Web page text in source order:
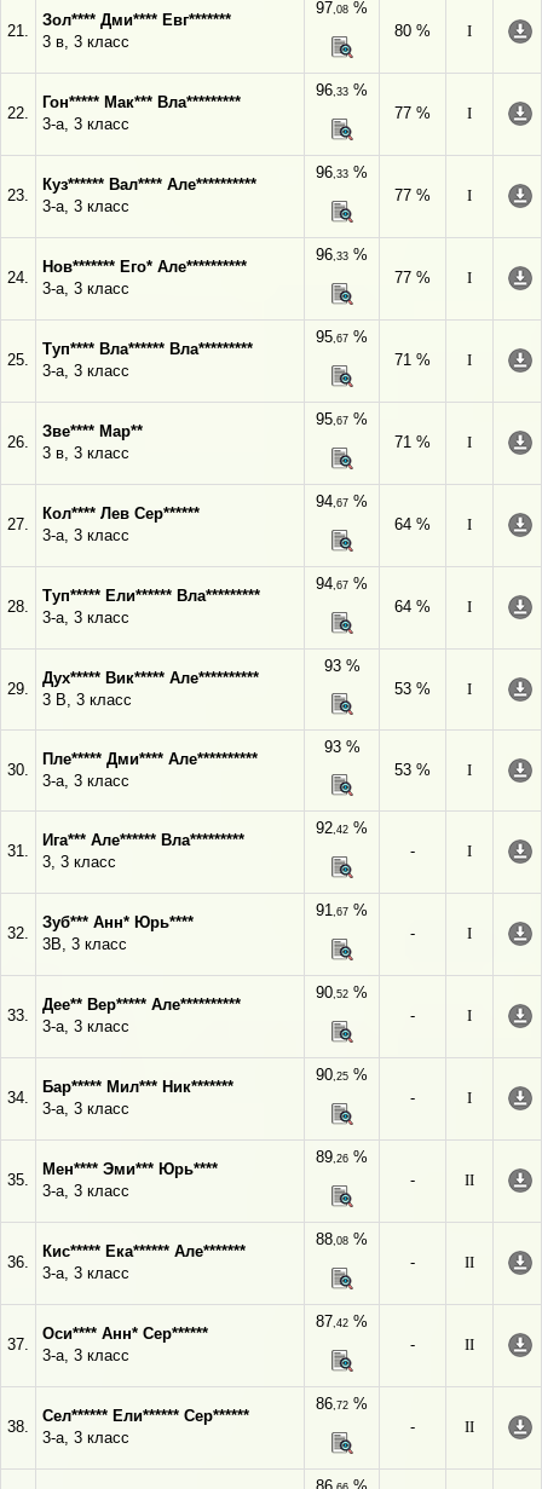
21.
Зол**** Дми**** Евг*******
3 в, 3 класс
97,08 %
80 %
I
22.
Гон***** Мак*** Вла*********
3-а, 3 класс
96,33 %
77 %
I
23.
Куз****** Вал**** Але**********
3-а, 3 класс
96,33 %
77 %
I
24.
Нов******* Его* Але**********
3-а, 3 класс
96,33 %
77 %
I
25.
Туп**** Вла****** Вла*********
3-а, 3 класс
95,67 %
71 %
I
26.
Зве**** Мар**
3 в, 3 класс
95,67 %
71 %
I
27.
Кол**** Лев Сер******
3-а, 3 класс
94,67 %
64 %
I
28.
Туп***** Ели****** Вла*********
3-а, 3 класс
94,67 %
64 %
I
29.
Дух***** Вик***** Але**********
3 В, 3 класс
93 %
53 %
I
30.
Пле***** Дми**** Але**********
3-а, 3 класс
93 %
53 %
I
31.
Ига*** Але****** Вла*********
3, 3 класс
92,42 %
-
I
32.
Зуб*** Анн* Юрь****
3В, 3 класс
91,67 %
-
I
33.
Дее** Вер***** Але**********
3-а, 3 класс
90,52 %
-
I
34.
Бар***** Мил*** Ник*******
3-а, 3 класс
90,25 %
-
I
35.
Мен**** Эми*** Юрь****
3-а, 3 класс
89,26 %
-
II
36.
Кис***** Ека****** Але*******
3-а, 3 класс
88,08 %
-
II
37.
Оси**** Анн* Сер******
3-а, 3 класс
87,42 %
-
II
38.
Сел****** Ели****** Сер******
3-а, 3 класс
86,72 %
-
II